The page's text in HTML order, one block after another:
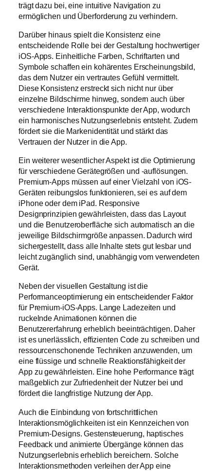
trägt dazu bei, eine intuitive Navigation zu
ermöglichen und Überforderung zu verhindern.
Darüber hinaus spielt die Konsistenz eine
entscheidende Rolle bei der Gestaltung hochwertiger
iOS-Apps. Einheitliche Farben, Schriftarten und
Symbole schaffen ein kohärentes Erscheinungsbild,
das dem Nutzer ein vertrautes Gefühl vermittelt.
Diese Konsistenz erstreckt sich nicht nur über
einzelne Bildschirme hinweg, sondern auch über
verschiedene Interaktionspunkte der App, wodurch
ein harmonisches Nutzungserlebnis entsteht. Zudem
fördert sie die Markenidentität und stärkt das
Vertrauen der Nutzer in die App.
Ein weiterer wesentlicher Aspekt ist die Optimierung
für verschiedene Gerätegrößen und -auflösungen.
Premium-Apps müssen auf einer Vielzahl von iOS-
Geräten reibungslos funktionieren, sei es auf dem
iPhone oder dem iPad. Responsive
Designprinzipien gewährleisten, dass das Layout
und die Benutzeroberfläche sich automatisch an die
jeweilige Bildschirmgröße anpassen. Dadurch wird
sichergestellt, dass alle Inhalte stets gut lesbar und
leicht zugänglich sind, unabhängig vom verwendeten
Gerät.
Neben der visuellen Gestaltung ist die
Performanceoptimierung ein entscheidender Faktor
für Premium-iOS-Apps. Lange Ladezeiten und
ruckelnde Animationen können die
Benutzererfahrung erheblich beeinträchtigen. Daher
ist es unerlässlich, effizienten Code zu schreiben und
ressourcenschonende Techniken anzuwenden, um
eine flüssige und schnelle Reaktionsfähigkeit der
App zu gewährleisten. Eine hohe Performance trägt
maßgeblich zur Zufriedenheit der Nutzer bei und
fördert die langfristige Nutzung der App.
Auch die Einbindung von fortschrittlichen
Interaktionsmöglichkeiten ist ein Kennzeichen von
Premium-Designs. Gestensteuerung, haptisches
Feedback und animierte Übergänge können das
Nutzungserlebnis erheblich bereichern. Solche
Interaktionsmethoden verleihen der App eine